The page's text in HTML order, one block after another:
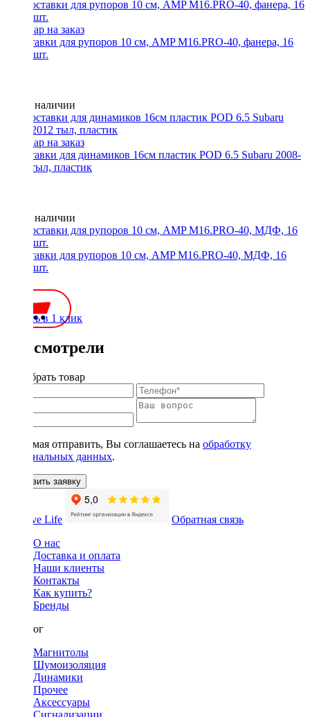
Проставки для рупоров 10 см, AMP M16.PRO-40, фанера, 16
мм, 2 шт.
Нет в наличии
Проставки для динамиков 16см пластик POD 6.5 Subaru 2008-
2012 тыл, пластик
Нет в наличии
Проставки для рупоров 10 см, AMP M16.PRO-40, МДФ, 16
мм, 2 шт.
Купить в 1 клик
Вы смотрели
Подобрать товар
Нажимая отправить, Вы соглашаетесь на обработку
персональных данных.
Оставить заявку
Обратная связь
О нас
Доставка и оплата
Наши клиенты
Контакты
Как купить?
Бренды
Каталог
Магнитолы
Шумоизоляция
Динамики
Прочее
Аксессуары
Сигнализации